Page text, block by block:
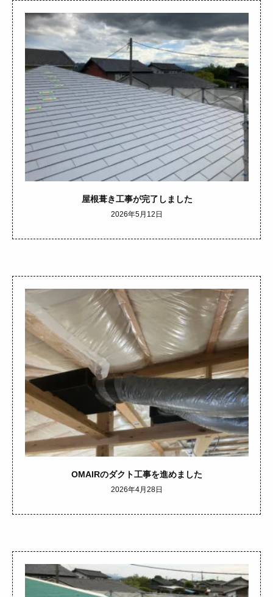
屋根葺き工事が完了しました
2026年5月12日
OMAIRのダクト工事を進めました
2026年4月28日